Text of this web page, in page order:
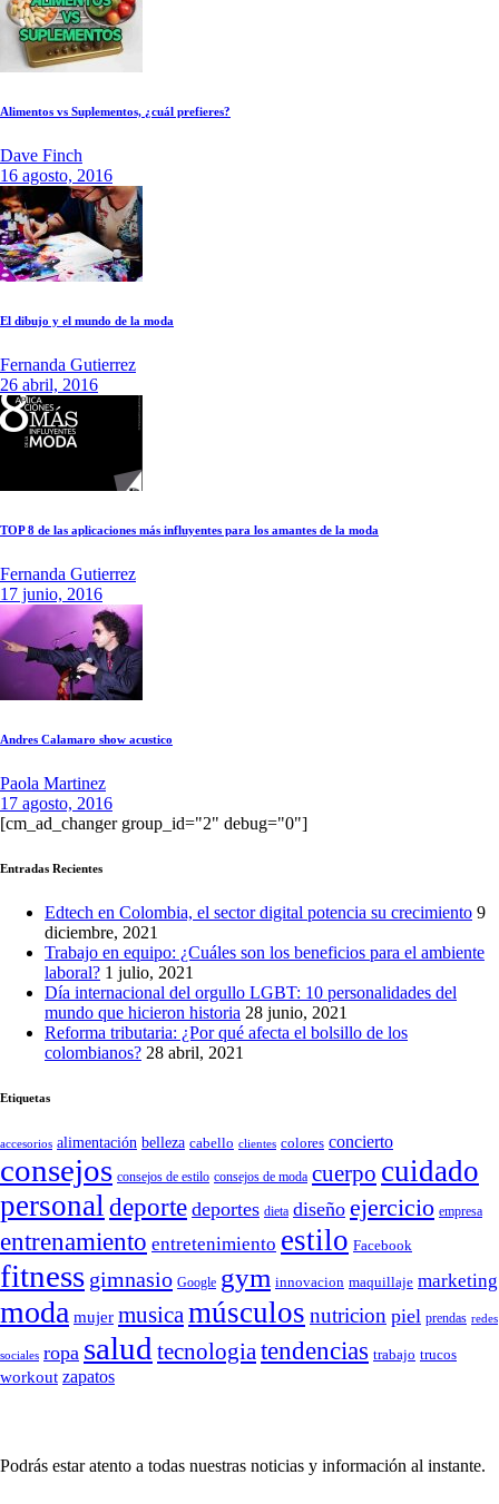
Alimentos vs Suplementos, ¿cuál prefieres?
Dave Finch
16 agosto, 2016
El dibujo y el mundo de la moda
Fernanda Gutierrez
26 abril, 2016
TOP 8 de las aplicaciones más influyentes para los amantes de la moda
Fernanda Gutierrez
17 junio, 2016
Andres Calamaro show acustico
Paola Martinez
17 agosto, 2016
[cm_ad_changer group_id="2" debug="0"]
Entradas Recientes
Edtech en Colombia, el sector digital potencia su crecimiento 9
diciembre, 2021
Trabajo en equipo: ¿Cuáles son los beneficios para el ambiente
laboral? 1 julio, 2021
Día internacional del orgullo LGBT: 10 personalidades del
mundo que hicieron historia 28 junio, 2021
Reforma tributaria: ¿Por qué afecta el bolsillo de los
colombianos? 28 abril, 2021
Etiquetas
accesorios alimentación belleza cabello clientes colores concierto
consejos consejos de estilo consejos de moda cuerpo cuidado
personal deporte deportes dieta diseño ejercicio empresa
entrenamiento entretenimiento estilo Facebook
fitness gimnasio Google gym innovacion maquillaje marketing
moda mujer musica músculos nutricion piel prendas redes
sociales ropa salud tecnologia tendencias trabajo trucos
workout zapatos
Podrás estar atento a todas nuestras noticias y información al instante.